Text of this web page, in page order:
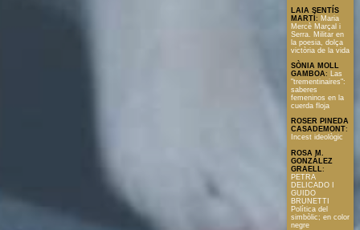
LAIA SENTÍS
MARTÍ : Maria
Mercè Marçal i
Serra. Militar en
la poesia, dolça
victòria de la vida
SÒNIA MOLL
GAMBOA: Las
"trementinaires":
saberes
femeninos en la
cuerda floja
ROSER PINEDA
CASADEMONT:
Incest ideològic
ROSA M.
GONZÁLEZ
GRAELL :
PETRA
DELICADO I
GUIDO
BRUNETTI
Política del
simbòlic; en color
negre